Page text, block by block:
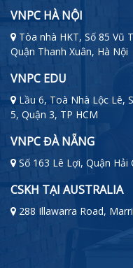
VNPC HÀ NỘI
Tòa nhà HKT, Số 85 Vũ
Quận Thanh Xuân, Hà Nội
VNPC EDU
Lầu 6, Toà Nhà Lộc Lê,
5, Quận 3, TP HCM
VNPC ĐÀ NẴNG
Số 163 Lê Lợi, Quận Hải
CSKH TẠI AUSTRALIA
288 Illawarra Road,